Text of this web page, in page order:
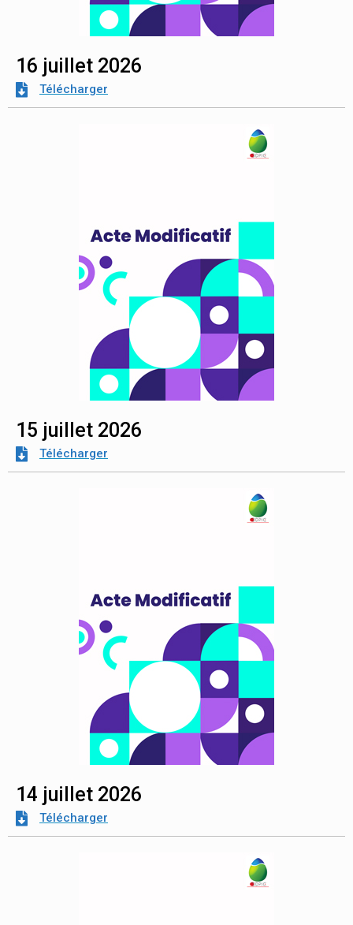
16 juillet 2026
Télécharger
15 juillet 2026
Télécharger
14 juillet 2026
Télécharger